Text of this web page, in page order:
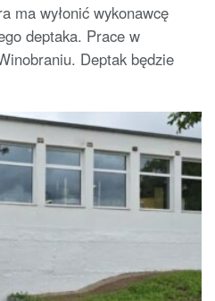
ma wyłonić wykonawcę
deptaka. Prace w
Deptak będzie